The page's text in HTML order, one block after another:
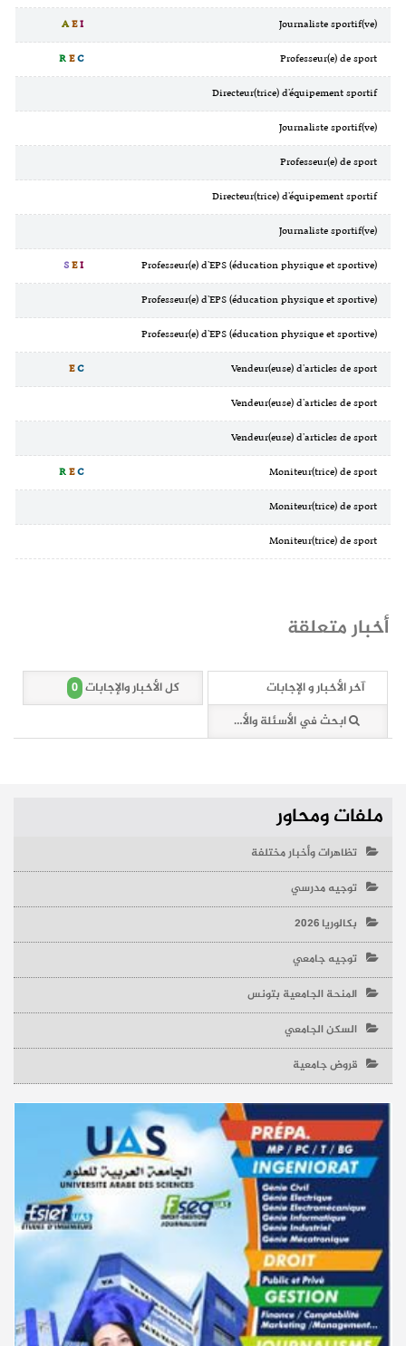
AEI
REC
Directeur(trice) d'équipement sportif
Directeur(trice) d'équipement sportif
SEI
EC
REC
أخبار متعلقة
آخر الأخبار و الإجابات كل الأخبار والإجابات 0
ابحث في الأسئلة والأخبار (0 وثائق)
ملفات ومحاور
تظاهرات وأخبار مختلفة
توجيه مدرسي
بكالوريا 2026
توجيه جامعي
المنحة الجامعية بتونس
السكن الجامعي
قروض جامعية